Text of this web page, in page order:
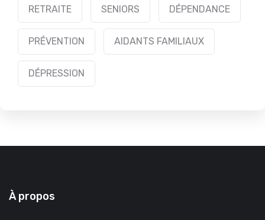
RETRAITE SENIORS DÉPENDANCE
PRÉVENTION AIDANTS FAMILIAUX
DÉPRESSION
À propos